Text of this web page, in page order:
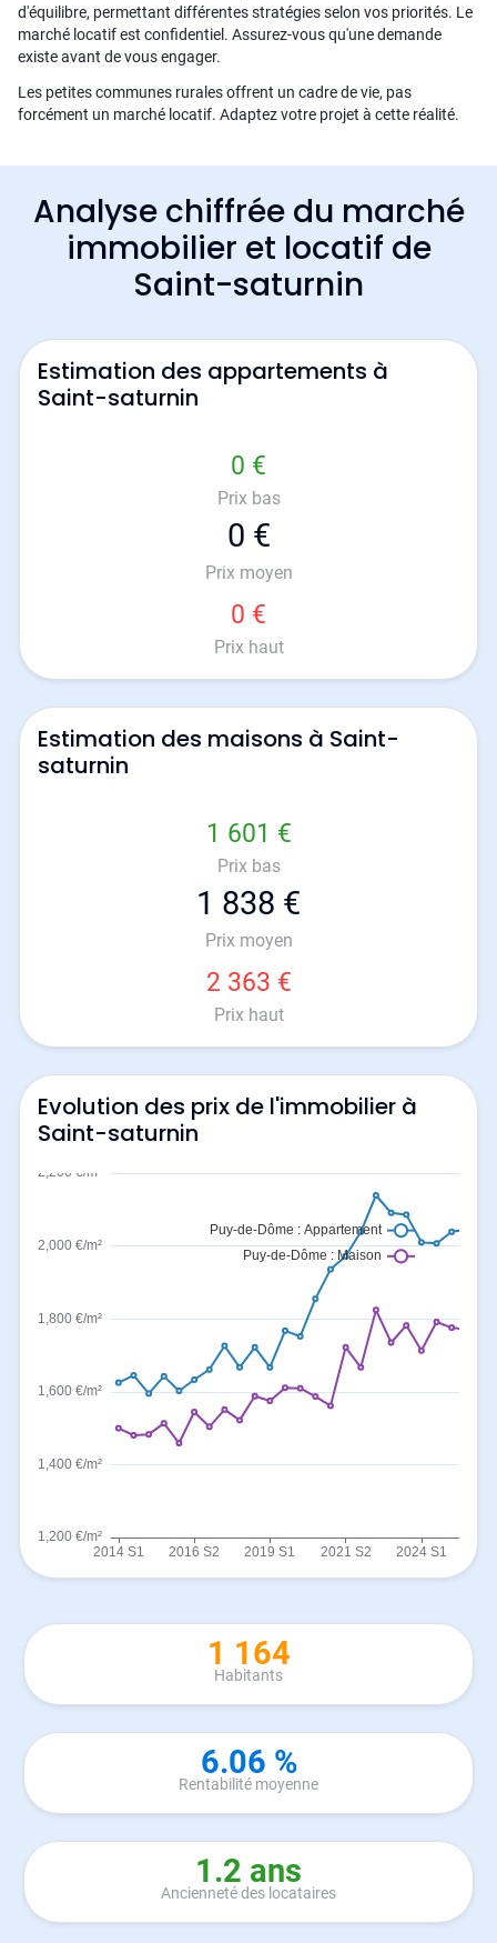
d'équilibre, permettant différentes stratégies selon vos priorités. Le
marché locatif est confidentiel. Assurez-vous qu'une demande
existe avant de vous engager.
Les petites communes rurales offrent un cadre de vie, pas
forcément un marché locatif. Adaptez votre projet à cette réalité.
Analyse chiffrée du marché
immobilier et locatif de
Saint-saturnin
Estimation des appartements à
Saint-saturnin
0 €
Prix bas
0 €
Prix moyen
0 €
Prix haut
Estimation des maisons à Saint-
saturnin
1 601 €
Prix bas
1 838 €
Prix moyen
2 363 €
Prix haut
Evolution des prix de l'immobilier à
Saint-saturnin
1 164
Habitants
6.06 %
Rentabilité moyenne
1.2 ans
Ancienneté des locataires